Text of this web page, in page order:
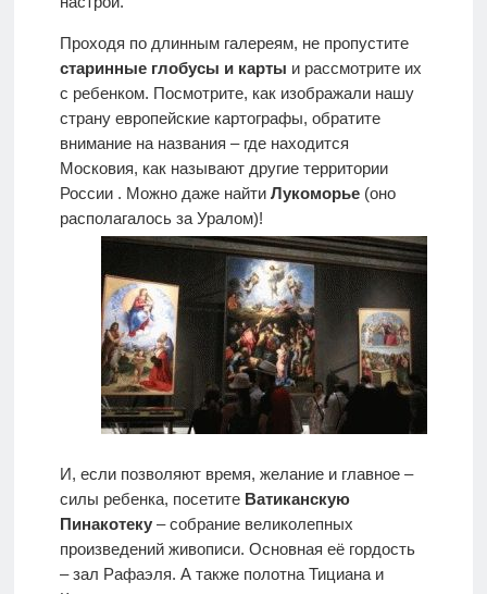
Проходя по длинным галереям, не пропустите
старинные глобусы и карты и рассмотрите их
с ребенком. Посмотрите, как изображали нашу
страну европейские картографы, обратите
внимание на названия – где находится
Московия, как называют другие территории
России . Можно даже найти Лукоморье(оно
располагалось за Уралом)!
И, если позволяют время, желание и главное –
силы ребенка, посетите Ватиканскую
Пинакотеку– собрание великолепных
произведений живописи. Основная её гордость
– зал Рафаэля. А также полотна Тициана и